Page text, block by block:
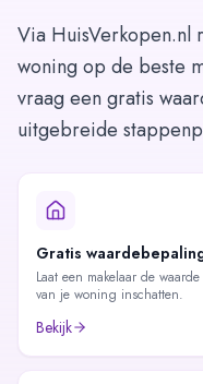
Via HuisVerkopen.nl
woning op de beste
vraag een gratis
uitgebreide
Gratis
Laat een makelaar de waarde
van je woning inschatten.
Bekijk